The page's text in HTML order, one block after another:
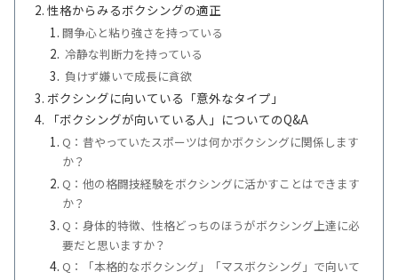
性格からみるボクシングの適正
闘争心と粘り強さを持っている
冷静な判断力を持っている
負けず嫌いで成長に貪欲
ボクシングに向いている「意外なタイプ」
「ボクシングが向いている人」についてのQ&A
Q：昔やっていたスポーツは何かボクシングに関係します
か？
Q：他の格闘技経験をボクシングに活かすことはできます
か？
Q：身体的特徴、性格どっちのほうがボクシング上達に必
要だと思いますか？
Q：「本格的なボクシング」「マスボクシング」で向いて